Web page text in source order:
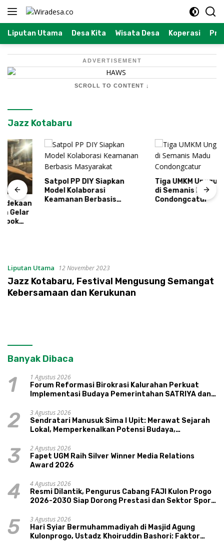
Langsung
Liputan Utama Desa Kita Wisata Desa Koperasi
ADVERTISEMENT
SCROLL TO CONTENT ↓
Jazz Kotabaru
Satpol PP DIY Siapkan
Model Kolaborasi
Keamanan Berbasis
Masyarakat
Tiga UMKM Unggulan Hadir
di Semanis Madu
Condongcatur
Liputan Utama 12 November 2023
Jazz Kotabaru, Festival Mengusung Semangat
Kebersamaan dan Kerukunan
Banyak Dibaca
1
1 Agustus 2026
Forum Reformasi Birokrasi Kalurahan Perkuat
Implementasi Budaya Pemerintahan SATRIYA dan
2
3 Agustus 2026
Sendratari Manusuk Sima I Upit: Merawat Sejarah
Lokal, Memperkenalkan Potensi Budaya,
3
2 Agustus 2026
Fapet UGM Raih Silver Winner Media Relations
Award 2026
4
4 Agustus 2026
Resmi Dilantik, Pengurus Cabang FAJI Kulon Progo
2026-2030 Siap Dorong Prestasi dan Sektor Sport
5
3 Agustus 2026
Hari Syiar Bermuhammadiyah di Masjid Agung
Kulonprogo, Ustadz Khoiruddin Bashori: Faktor